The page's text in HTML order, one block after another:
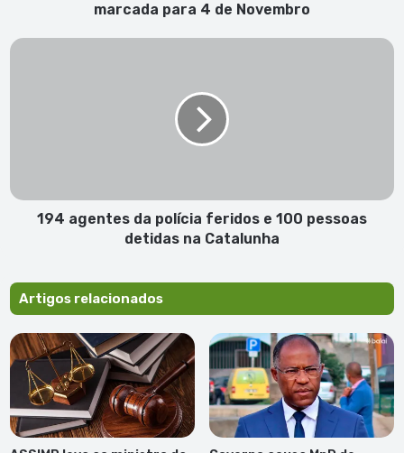
marcada para 4 de Novembro
194
detidas
194 agentes da polícia feridos e 100 pessoas
detidas na Catalunha
Artigos relacionados